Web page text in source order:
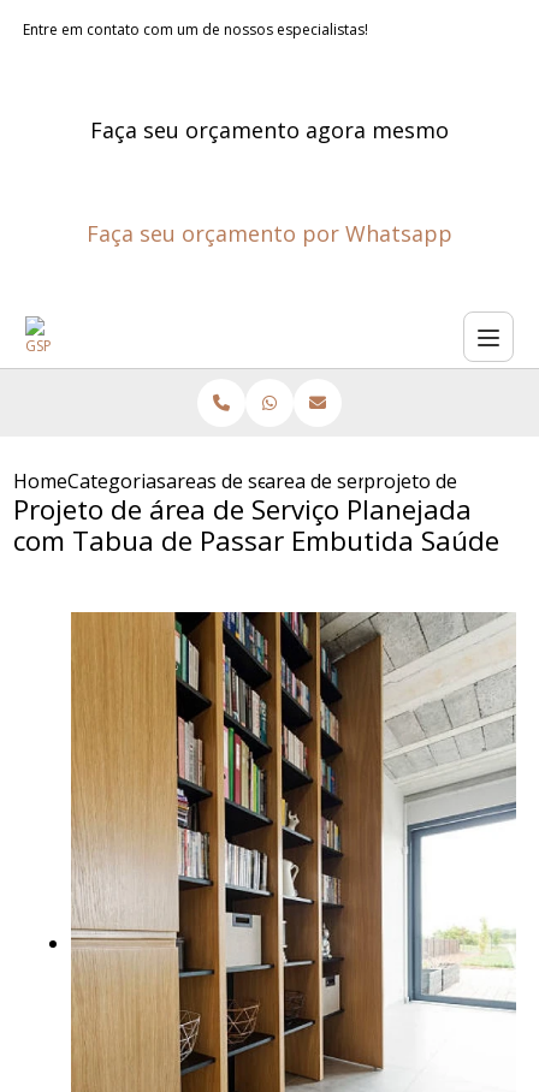
Entre em contato com um de nossos especialistas!
Faça seu orçamento agora mesmo
Faça seu orçamento por Whatsapp
HomeCategoriasareas de servico planejadas
area de servico sob medida
projeto de area de
Projeto de área de Serviço Planejada
com Tabua de Passar Embutida Saúde